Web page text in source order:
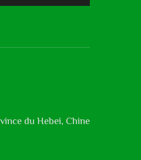
du Hebei, Chine